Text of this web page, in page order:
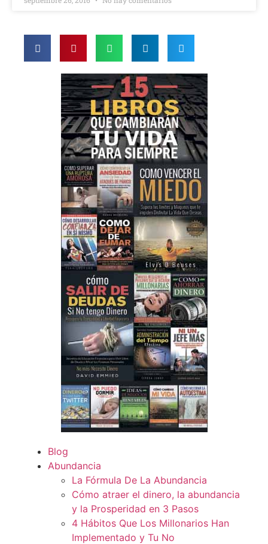
Blog
Abundancia
La Fórmula De La Abundancia
Cómo atraer el dinero, la abundancia
y la Prosperidad en 3 Pasos
4 Hábitos Que Los Millonarios Han
Implementado y Tu No